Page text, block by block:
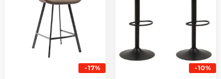
-17% -10%